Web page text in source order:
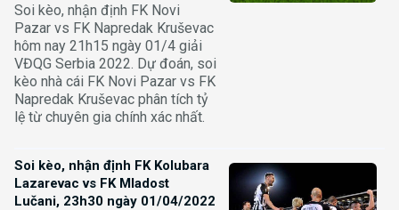
Soi kèo, nhận định FK Novi
Pazar vs FK Napredak Kruševac
hôm nay 21h15 ngày 01/4 giải
VĐQG Serbia 2022. Dự đoán, soi
kèo nhà cái FK Novi Pazar vs FK
Napredak Kruševac phân tích tỷ
lệ từ chuyên gia chính xác nhất.
Soi kèo, nhận định FK Kolubara
Lazarevac vs FK Mladost
Lučani, 23h30 ngày 01/04/2022